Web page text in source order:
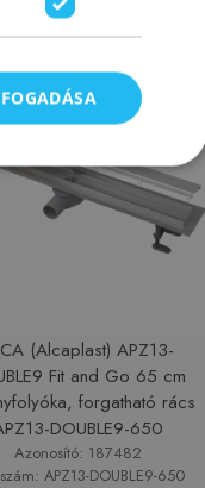
(Alcaplast) APZ13-
Fit and Go 65 cm
forgatható rács
DOUBLE9-650
Azonosító: 187482
APZ13-DOUBLE9-650